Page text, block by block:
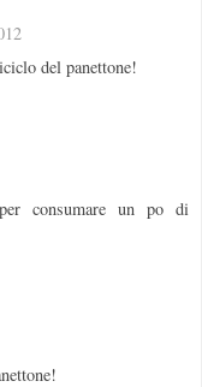
del panettone!
consumare un po di